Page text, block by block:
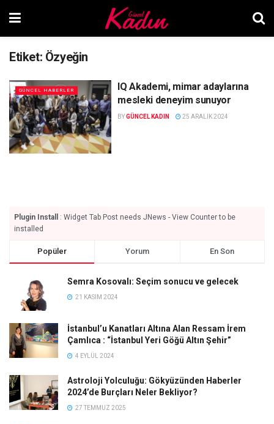
Etiket: Özyeğin
GÜNCEL HABERLER
IQ Akademi, mimar adaylarına
mesleki deneyim sunuyor
BYGÜNCEL KADIN 25 ARALIK 2024
Plugin Install
: Widget Tab Post needs JNews - View Counter to be
installed
Popüler Yorum En Son
Semra Kosovalı: Seçim sonucu ve gelecek
21 KASIM 2024
İstanbul’u Kanatları Altına Alan Ressam İrem
Çamlıca : “İstanbul Yeri Göğü Altın Şehir”
4 EYLÜL 2024
Astroloji Yolculuğu: Gökyüzünden Haberler
2024’de Burçları Neler Bekliyor?
27 TEMMUZ 2025